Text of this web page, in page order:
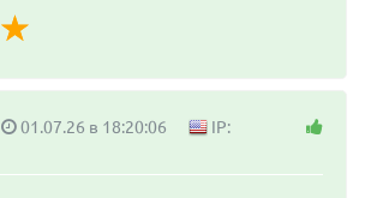
☆
★
01.07.26 в 18:20:06
IP: